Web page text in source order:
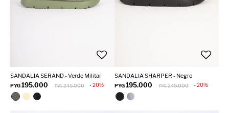
SANDALIA SERAND - Verde Militar
PYG195.000 PYG 245.000 20
SANDALIA SHARPER - Negro
PYG195.000 PYG 245.000 20